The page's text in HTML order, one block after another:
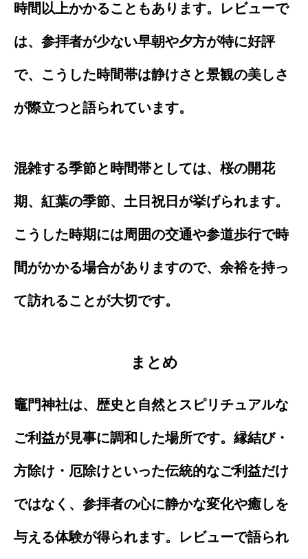
時間以上かかることもあります。レビューで
は、参拝者が少ない早朝や夕方が特に好評
で、こうした時間帯は静けさと景観の美しさ
が際立つと語られています。
混雑する季節と時間帯としては、桜の開花
期、紅葉の季節、土日祝日が挙げられます。
こうした時期には周囲の交通や参道歩行で時
間がかかる場合がありますので、余裕を持っ
て訪れることが大切です。
まとめ
竈門神社は、歴史と自然とスピリチュアルな
ご利益が見事に調和した場所です。縁結び・
方除け・厄除けといった伝統的なご利益だけ
ではなく、参拝者の心に静かな変化や癒しを
与える体験が得られます。レビューで語られ